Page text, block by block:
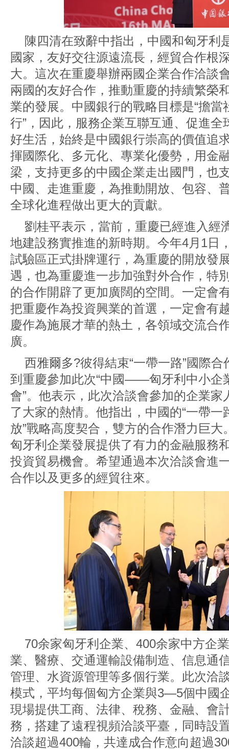
陳四清在致辭中指出，中國和匈牙利
國家，友好交往源遠流長，經貿合作根
大。這次在重慶舉辦兩國企業合作洽談
兩國的友好合作，推動重慶的持續繁榮
業的發展。中國銀行的戰略目標是“擔
行”，因此，服務企業互聯互通、促進
好生活，始終是中國銀行崇高的價值追
揮國際化、多元化、專業化優勢，用金
梁，支持更多的中國企業走出國門，也
中國、走進重慶，為推動開放、包容、
全球化進程做出更大的貢獻。
劉桂平表示，當前，重慶已經進入經
地建設務實推進的新時期。今年4月1日
試驗區正式掛牌運行，為重慶的開放發
遇，也為重慶進一步加強對外合作，特
的合作開辟了更加廣闊的空間。一定會
把重慶作為投資興業的首選，一定會有
慶作為施展才華的熱土，各領域交流合
廣。
西雅爾多?彼得結束“一帶一路”國際
到重慶參加此次“中國——匈牙利中小企
會”。他表示，此次洽談會參加的企業
了大家的熱情。他指出，中國的“一帶一
放”戰略高度契合，雙方的合作潛力巨
匈牙利企業發展提供了有力的金融服務
投資貿易機會。希望通過本次洽談會進
合作以及更多的經貿往來。
70余家匈牙利企業、400余家中方企
業、醫療、交通運輸設備制造、信息通
管理、水資源管理等多個行業。此次洽
模式，平均每個匈方企業與3—5個中國
現場提供工商、法律、稅務、金融、會
務，搭建了遠程視頻洽談平臺，同時設
洽談超過400輪，共達成合作意向超過